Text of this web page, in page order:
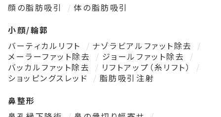
顔の脂肪吸引
体の脂肪吸引
小顔/輪郭
バーティカルリフト
ナゾラビアルファット除去
メーラーファット除去
ジョールファット除去
バッカルファット除去
リフトアップ（糸リフト）
ショッピングスレッド
脂肪吸引注射
鼻整形